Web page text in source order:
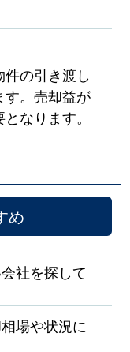
の引き渡し
す。売却益が
なります。
め
社を探して
場や状況に